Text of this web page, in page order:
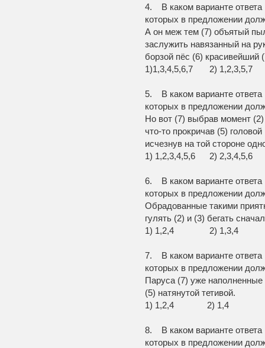
4. В каком варианте
которых в предложении
А он меж тем (7) объятый
заслужить навязанный на
борзой пёс (6)
1)1,3,4,5,6,7 2)
5. В каком варианте
которых в предложении
Но вот (7) выбрав момент
что-то прокричав (5)
исчезнув на той стороне
1) 1,2,3,4,5,6 2)
6. В каком варианте
которых в предложении
Обрадованные такими
гулять (2) и (3) бегать
1) 1,2,4 2)
7. В каком варианте
которых в предложении
Паруса (7) уже наполненные
(5) натянутой тетивой.
1) 1,2,4 2) 1,4
8. В каком варианте
которых в предложении